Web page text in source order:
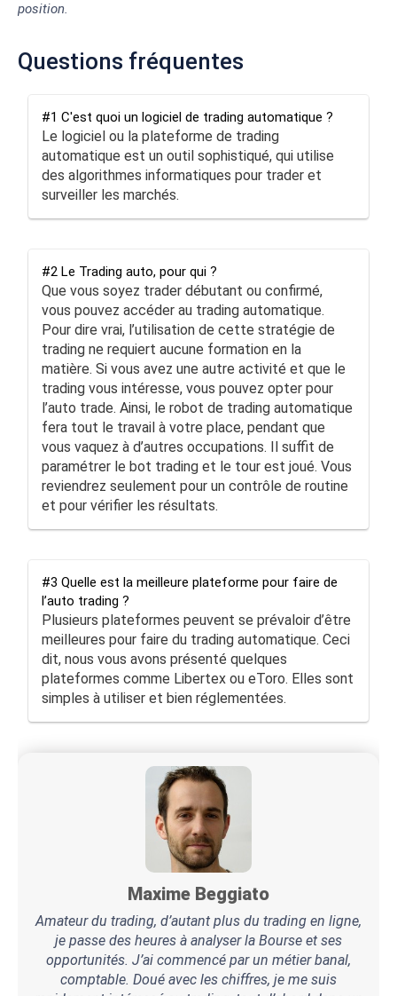
position.
Questions fréquentes
#1 C'est quoi un logiciel de trading automatique ?
Le logiciel ou la plateforme de trading
automatique est un outil sophistiqué, qui utilise
des algorithmes informatiques pour trader et
surveiller les marchés.
#2 Le Trading auto, pour qui ?
Que vous soyez trader débutant ou confirmé,
vous pouvez accéder au trading automatique.
Pour dire vrai, l’utilisation de cette stratégie de
trading ne requiert aucune formation en la
matière. Si vous avez une autre activité et que le
trading vous intéresse, vous pouvez opter pour
l’auto trade. Ainsi, le robot de trading automatique
fera tout le travail à votre place, pendant que
vous vaquez à d’autres occupations. Il suffit de
paramétrer le bot trading et le tour est joué. Vous
reviendrez seulement pour un contrôle de routine
et pour vérifier les résultats.
#3 Quelle est la meilleure plateforme pour faire de
l’auto trading ?
Plusieurs plateformes peuvent se prévaloir d’être
meilleures pour faire du trading automatique. Ceci
dit, nous vous avons présenté quelques
plateformes comme Libertex ou eToro. Elles sont
simples à utiliser et bien réglementées.
Maxime Beggiato
Amateur du trading, d’autant plus du trading en ligne,
je passe des heures à analyser la Bourse et ses
opportunités. J’ai commencé par un métier banal,
comptable. Doué avec les chiffres, je me suis